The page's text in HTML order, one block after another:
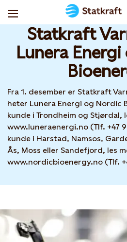
Statkraft Varme har fått nye eiere 08
Statkraft
Lunera
Fra 1. desember er Statkraft
heter Lunera Energi og Nordic
kunde i Trondheim og Stjørdal,
www.luneraenergi.no (Tlf. +47
kunde i Harstad, Namsos,
Ås, Moss eller Sandefjord, les
www.nordicbioenergy.no (Tlf.